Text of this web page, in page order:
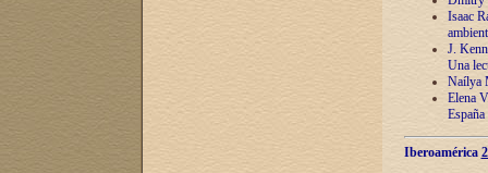
Isaac
J.
Una
Naílya
Elena
España
Iberoamérica